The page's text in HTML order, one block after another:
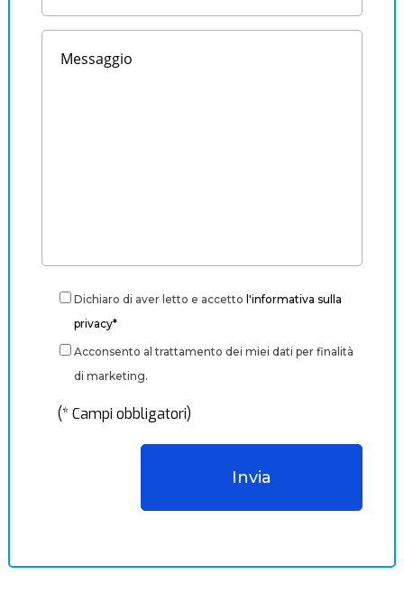
Dichiaro di aver letto e accetto l'informativa sulla
privacy*
Acconsento al trattamento dei miei dati per finalità
di marketing.
(* Campi obbligatori)